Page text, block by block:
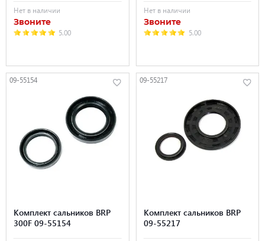
Нет в наличии
Звоните
5.00
Нет в наличии
Звоните
5.00
09-55154
Комплект сальников BRP
300F 09-55154
09-55217
Комплект сальников BRP
09-55217